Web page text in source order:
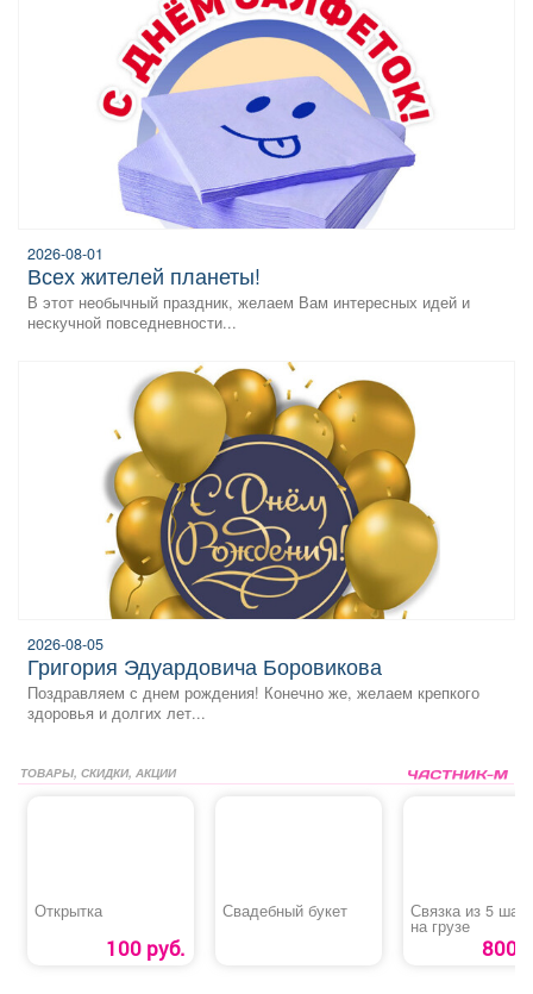
2026-08-01
всех жителей планеты!
В этот необычный праздник, желаем Вам интересных идей и
нескучной повседневности...
2026-08-05
Григория Эдуардовича Боровикова
Поздравляем с днем рождения! Конечно же, желаем крепкого
здоровья и долгих лет...
ТОВАРЫ, СКИДКИ, АКЦИИ
Открытка
100 руб.
Свадебный букет Связка из 5
на грузе
800